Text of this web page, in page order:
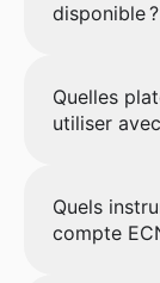
disponible ?
Quelles
utiliser
Quels
compte